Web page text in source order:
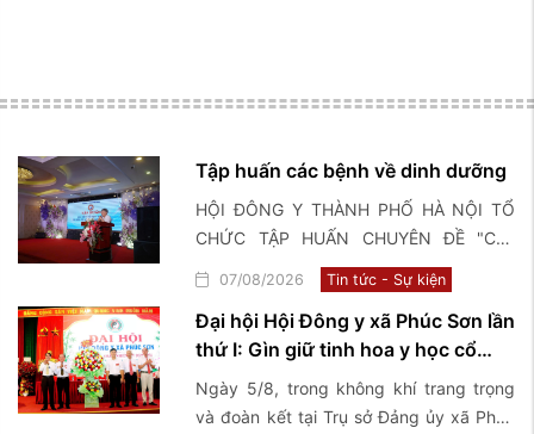
Tập huấn các bệnh về dinh dưỡng
HỘI ĐÔNG Y THÀNH PHỐ HÀ NỘI TỔ
CHỨC TẬP HUẤN CHUYÊN ĐỀ "Các
bệnh về dinh dưỡng và điều trị bằng y
07/08/2026 Tin tức - Sự kiện
Đại hội Hội Đông y xã Phúc Sơn lần
thứ I: Gìn giữ tinh hoa y học cổ
truyền, lan tỏa giá trị nhân văn vì
sức khỏe cộng đồng
Ngày 5/8, trong không khí trang trọng
và đoàn kết tại Trụ sở Đảng ủy xã Phúc